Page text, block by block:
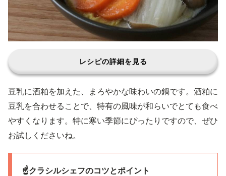
レシピの詳細を見る
豆乳に酒粕を加えた、まろやかな味わいの鍋です。酒粕に
豆乳を合わせることで、特有の風味が和らいでとても食べ
やすくなります。特に寒い季節にぴったりですので、ぜひ
お試しくださいね。
☝️クラシルシェフのコツとポイント